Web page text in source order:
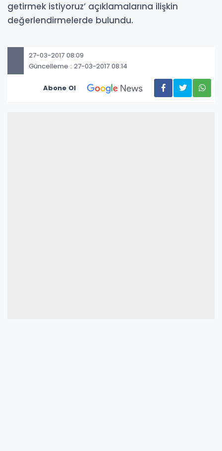
getirmek istiyoruz’ açıklamalarına ilişkin
değerlendirmelerde bulundu.
27-03-2017 08:09
Güncelleme : 27-03-2017 08:14
Abone Ol